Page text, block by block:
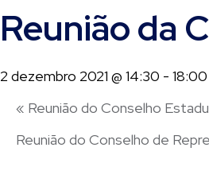
Reunião da
2 dezembro 2021 @ 14:30 - 18:00
« Reunião do Conselho
Reunião do Conselho de